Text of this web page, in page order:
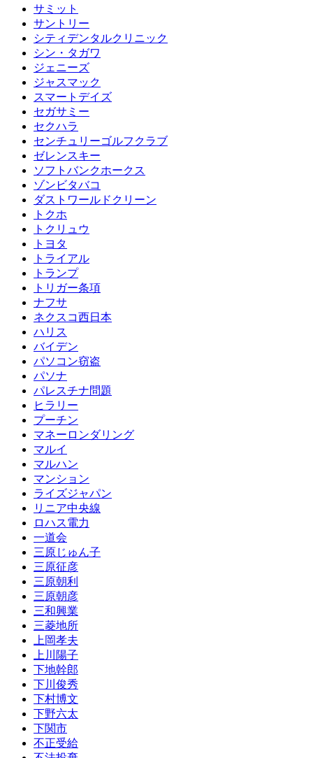
サミット
サントリー
シティデンタルクリニック
シン・タガワ
ジェニーズ
ジャスマック
スマートデイズ
セガサミー
セクハラ
センチュリーゴルフクラブ
ゼレンスキー
ソフトバンクホークス
ゾンビタバコ
ダストワールドクリーン
トクホ
トクリュウ
トヨタ
トライアル
トランプ
トリガー条項
ナフサ
ネクスコ西日本
ハリス
バイデン
パソコン窃盗
パソナ
パレスチナ問題
ヒラリー
プーチン
マネーロンダリング
マルイ
マルハン
マンション
ライズジャパン
リニア中央線
ロハス電力
一道会
三原じゅん子
三原征彦
三原朝利
三原朝彦
三和興業
三菱地所
上岡孝夫
上川陽子
下地幹郎
下川俊秀
下村博文
下野六太
下関市
不正受給